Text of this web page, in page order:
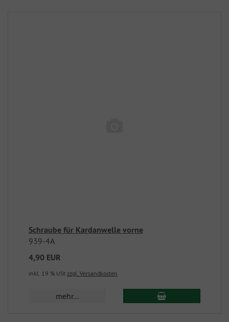
Schraube für Kardanwelle vorne
939-4A
4,90 EUR
inkl. 19 % USt zzgl. Versandkosten
mehr...